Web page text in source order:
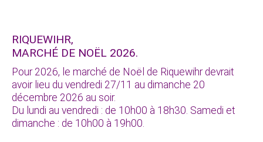
RIQUEWIHR,
MARCHÉ DE NOËL 2026.
Pour 2026, le marché de Noël de Riquewihr devrait
avoir lieu du vendredi 27/11 au dimanche 20
décembre 2026 au soir.
Du lundi au vendredi : de 10h00 à 18h30. Samedi et
dimanche : de 10h00 à 19h00.